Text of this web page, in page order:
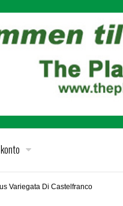
Variegata Di Castelfranco